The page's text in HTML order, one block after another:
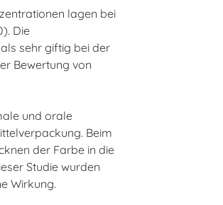
lagen bei
Die
sehr giftig bei der
Bewertung von
und orale
Beim
der Farbe in die
Studie wurden
Wirkung.